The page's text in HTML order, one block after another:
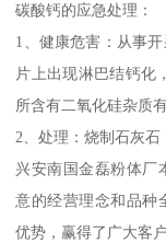
碳酸钙的应急处理：
1、健康危害：从事
片上出现淋巴结钙化
所含有二氧化硅杂质
2、处理：烧制石灰石
兴安南国金磊粉体厂
意的经营理念和品种
优势，赢得了广大客